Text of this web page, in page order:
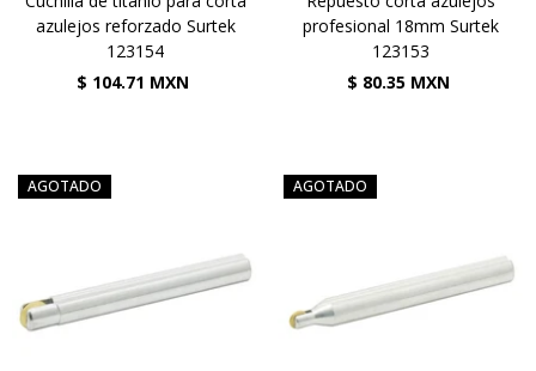
azulejos reforzado Surtek
123154
$ 104.71 MXN
profesional 18mm Surtek
123153
$ 80.35 MXN
AGOTADO AGOTADO